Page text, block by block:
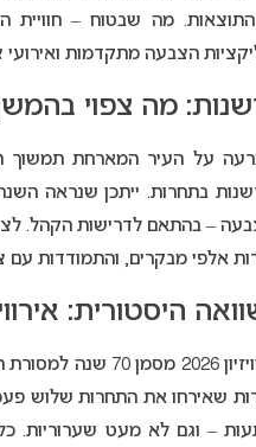
. מה שבטוח – חוויית
הצבעה מתקדמות ואירועי
מה צפוי
על העיר המארחת תמשוך
בתחרות. ייתכן שנראה
– בהתאם לדרישות הקהל. לצד
אלפי מבקרים, והתמודדות עם
היסטורית: אירוויזיון 2026 – מסורת
אירוויזיון
שאירחו את התחרות שלוש
– וגם לא מעט שערוריות.